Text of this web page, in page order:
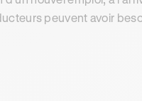
peuvent avoir